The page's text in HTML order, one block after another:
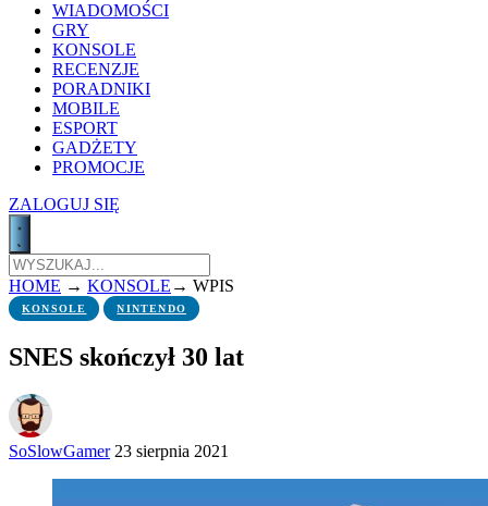
WIADOMOŚCI
GRY
KONSOLE
RECENZJE
PORADNIKI
MOBILE
ESPORT
GADŻETY
PROMOCJE
ZALOGUJ SIĘ
HOME → KONSOLE → WPIS
KONSOLE NINTENDO
SNES skończył 30 lat
SoSlowGamer 23 sierpnia 2021